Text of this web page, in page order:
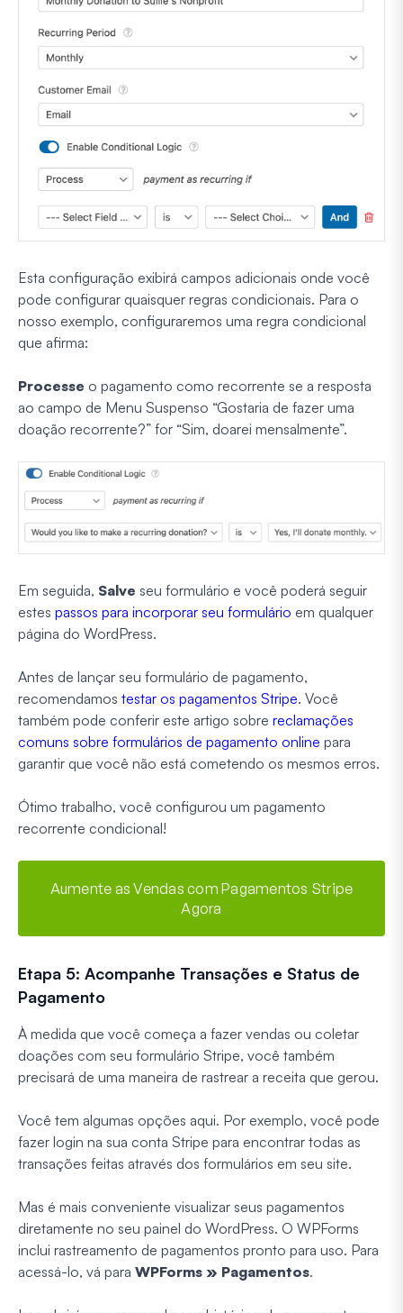
Esta configuração exibirá campos adicionais onde você
pode configurar quaisquer regras condicionais. Para o
nosso exemplo, configuraremos uma regra condicional
que afirma:
Processe o pagamento como recorrente se a resposta
ao campo de Menu Suspenso “Gostaria de fazer uma
doação recorrente?” for “Sim, doarei mensalmente”.
Em seguida, Salve seu formulário e você poderá seguir
estes passos para incorporar seu formulário em qualquer
página do WordPress.
Antes de lançar seu formulário de pagamento,
recomendamos testar os pagamentos Stripe. Você
também pode conferir este artigo sobre reclamações
comuns sobre formulários de pagamento online para
garantir que você não está cometendo os mesmos erros.
Ótimo trabalho, você configurou um pagamento
recorrente condicional!
Aumente as Vendas com Pagamentos Stripe
Agora
Etapa 5: Acompanhe Transações e Status de
Pagamento
À medida que você começa a fazer vendas ou coletar
doações com seu formulário Stripe, você também
precisará de uma maneira de rastrear a receita que gerou.
Você tem algumas opções aqui. Por exemplo, você pode
fazer login na sua conta Stripe para encontrar todas as
transações feitas através dos formulários em seu site.
Mas é mais conveniente visualizar seus pagamentos
diretamente no seu painel do WordPress. O WPForms
inclui rastreamento de pagamentos pronto para uso. Para
acessá-lo, vá para WPForms » Pagamentos.